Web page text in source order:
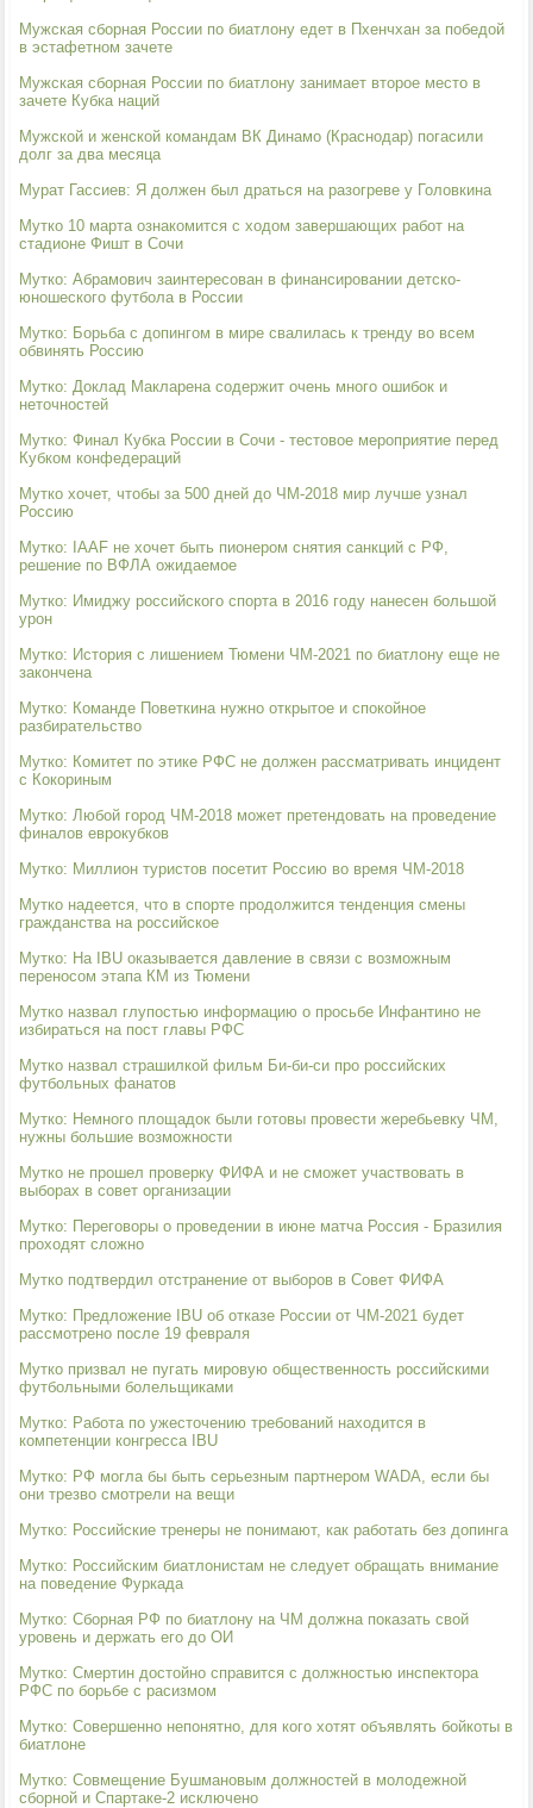
Мужская сборная России по биатлону едет в Пхенчхан за победой
в эстафетном зачете
Мужская сборная России по биатлону занимает второе место в
зачете Кубка наций
Мужской и женской командам ВК Динамо (Краснодар) погасили
долг за два месяца
Мурат Гассиев: Я должен был драться на разогреве у Головкина
Мутко 10 марта ознакомится с ходом завершающих работ на
стадионе Фишт в Сочи
Мутко: Абрамович заинтересован в финансировании детско-
юношеского футбола в России
Мутко: Борьба с допингом в мире свалилась к тренду во всем
обвинять Россию
Мутко: Доклад Макларена содержит очень много ошибок и
неточностей
Мутко: Финал Кубка России в Сочи - тестовое мероприятие перед
Кубком конфедераций
Мутко хочет, чтобы за 500 дней до ЧМ-2018 мир лучше узнал
Россию
Мутко: IAAF не хочет быть пионером снятия санкций с РФ,
решение по ВФЛА ожидаемое
Мутко: Имиджу российского спорта в 2016 году нанесен большой
урон
Мутко: История с лишением Тюмени ЧМ-2021 по биатлону еще не
закончена
Мутко: Команде Поветкина нужно открытое и спокойное
разбирательство
Мутко: Комитет по этике РФС не должен рассматривать инцидент
с Кокориным
Мутко: Любой город ЧМ-2018 может претендовать на проведение
финалов еврокубков
Мутко: Миллион туристов посетит Россию во время ЧМ-2018
Мутко надеется, что в спорте продолжится тенденция смены
гражданства на российское
Мутко: На IBU оказывается давление в связи с возможным
переносом этапа КМ из Тюмени
Мутко назвал глупостью информацию о просьбе Инфантино не
избираться на пост главы РФС
Мутко назвал страшилкой фильм Би-би-си про российских
футбольных фанатов
Мутко: Немного площадок были готовы провести жеребьевку ЧМ,
нужны большие возможности
Мутко не прошел проверку ФИФА и не сможет участвовать в
выборах в совет организации
Мутко: Переговоры о проведении в июне матча Россия - Бразилия
проходят сложно
Мутко подтвердил отстранение от выборов в Совет ФИФА
Мутко: Предложение IBU об отказе России от ЧМ-2021 будет
рассмотрено после 19 февраля
Мутко призвал не пугать мировую общественность российскими
футбольными болельщиками
Мутко: Работа по ужесточению требований находится в
компетенции конгресса IBU
Мутко: РФ могла бы быть серьезным партнером WADA, если бы
они трезво смотрели на вещи
Мутко: Российские тренеры не понимают, как работать без допинга
Мутко: Российским биатлонистам не следует обращать внимание
на поведение Фуркада
Мутко: Сборная РФ по биатлону на ЧМ должна показать свой
уровень и держать его до ОИ
Мутко: Смертин достойно справится с должностью инспектора
РФС по борьбе с расизмом
Мутко: Совершенно непонятно, для кого хотят объявлять бойкоты в
биатлоне
Мутко: Совмещение Бушмановым должностей в молодежной
сборной и Спартаке-2 исключено